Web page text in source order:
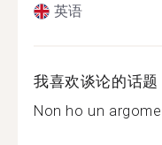
英语
我喜欢谈论的话题
Non ho un